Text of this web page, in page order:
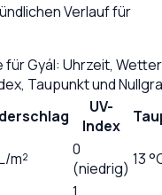
Verlauf für
fürGyál: Uhrzeit,
Taupunkt und
UV-
Index
m²
0
(niedrig) 13